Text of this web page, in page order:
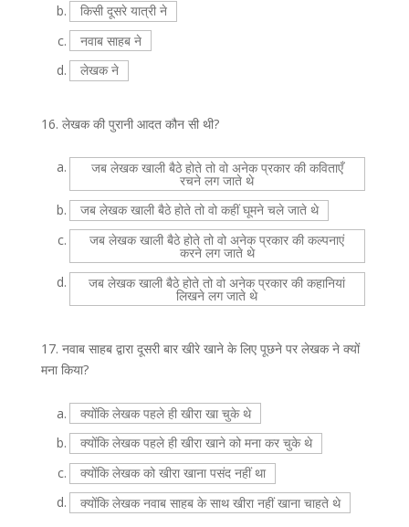
b.
किसी दूसरे यात्री ने
c.
नवाब साहब ने
d.
लेखक ने
16. लेखक की पुरानी आदत कौन सी थी?
a. जब लेखक खाली बैठे होते तो वो अनेक प्रकार की कविताएँ
रचने लग जाते थे
b.
जब लेखक खाली बैठे होते तो वो कहीं घूमने चले जाते थे
c.
जब लेखक खाली बैठे होते तो वो अनेक प्रकार की कल्पनाएं
करने लग जाते थे
d.
जब लेखक खाली बैठे होते तो वो अनेक प्रकार की कहानियां
लिखने लग जाते थे
17. नवाब साहब द्वारा दूसरी बार खीरे खाने के लिए पूछने पर लेखक ने क्यों
मना किया?
a.
क्योंकि लेखक पहले ही खीरा खा चुके थे
b.
क्योंकि लेखक पहले ही खीरा खाने को मना कर चुके थे
c.
क्योंकि लेखक को खीरा खाना पसंद नहीं था
d.
क्योंकि लेखक नवाब साहब के साथ खीरा नहीं खाना चाहते थे